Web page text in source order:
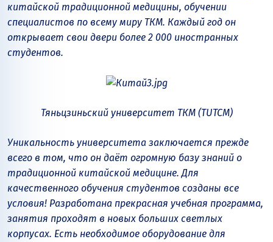
китайской традиционной медицины, обучении
специалистов по всему миру ТКМ. Каждый год он
открывает свои двери более 2 000 иностранных
студентов.
Тяньцзиньский университет ТКМ (TUTCM)
Уникальность университета заключается прежде
всего в том, что он даёт огромную базу знаний о
традиционной китайской медицине. Для
качественного обучения студентов созданы все
условия! Разработана прекрасная учебная программа,
занятия проходят в новых больших светлых
корпусах. Есть необходимое оборудование для